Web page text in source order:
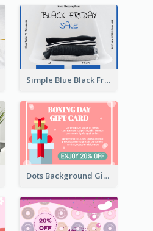
Simple Blue Black Friday Clothes Sale Gift Card
Dots Background Gift Card